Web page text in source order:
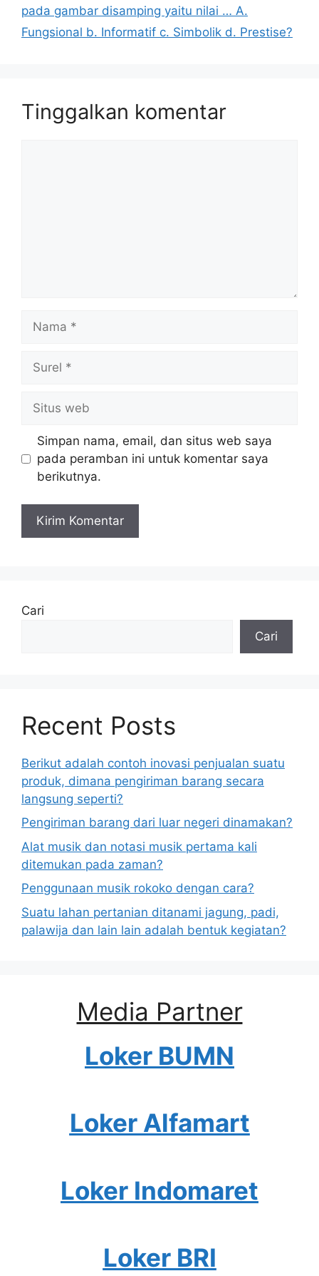
pada gambar disamping yaitu nilai … A.
Fungsional b. Informatif c. Simbolik d. Prestise?
Tinggalkan komentar
Nama
Surel
Situs
web
Simpan nama, email, dan situs web saya
pada peramban ini untuk komentar saya
berikutnya.
Cari
Cari
Recent Posts
Berikut adalah contoh inovasi penjualan suatu
produk, dimana pengiriman barang secara
langsung seperti?
Pengiriman barang dari luar negeri dinamakan?
Alat musik dan notasi musik pertama kali
ditemukan pada zaman?
Penggunaan musik rokoko dengan cara?
Suatu lahan pertanian ditanami jagung, padi,
palawija dan lain lain adalah bentuk kegiatan?
Media Partner
Loker BUMN
Loker Alfamart
Loker Indomaret
Loker BRI